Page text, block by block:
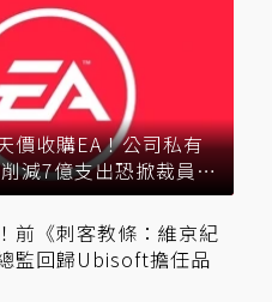
價收購EA！公司私有
減7億支出恐掀裁員風
前《刺客教條：維京紀
監回歸Ubisoft擔任品